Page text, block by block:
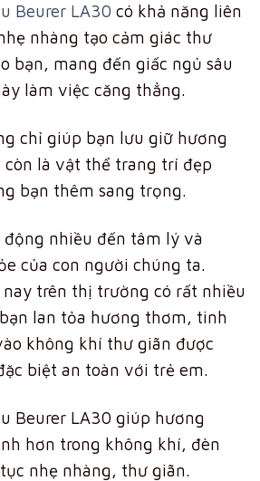
Beurer LA30 có khả năng liên
nhàng tạo cảm giác thư
bạn, mang đến giấc ngủ sâu
làm việc căng thẳng.
chỉ giúp bạn lưu giữ hương
là vật thể trang trí đẹp
bạn thêm sang trọng.
nhiều đến tâm lý và
của con người chúng ta.
trên thị trường có rất nhiều
lan tỏa hương thơm, tinh
không khí thư giãn được
biệt an toàn với trẻ em.
Beurer LA30 giúp hương
hơn trong không khí, đèn
nhẹ nhàng, thư giãn.